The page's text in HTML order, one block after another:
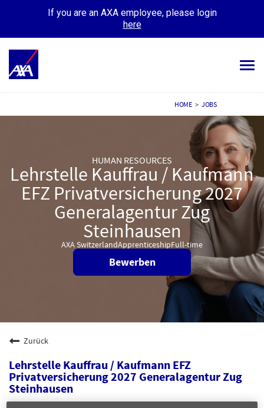
If you are an AXA employee, please login
here
MEET OUR PEOPLE
MY APPLICATIONS MY PROFILE
HOME > JOBS
HUMAN RESOURCES
Lehrstelle Kauffrau / Kaufmann
EFZ Privatversicherung 2027
Generalagentur Zug
Steinhausen
AXA SwitzerlandApprenticeshipFull-time
Bewerben
Zurück
Lehrstelle Kauffrau / Kaufmann EFZ
Privatversicherung 2027 Generalagentur Zug
Steinhausen